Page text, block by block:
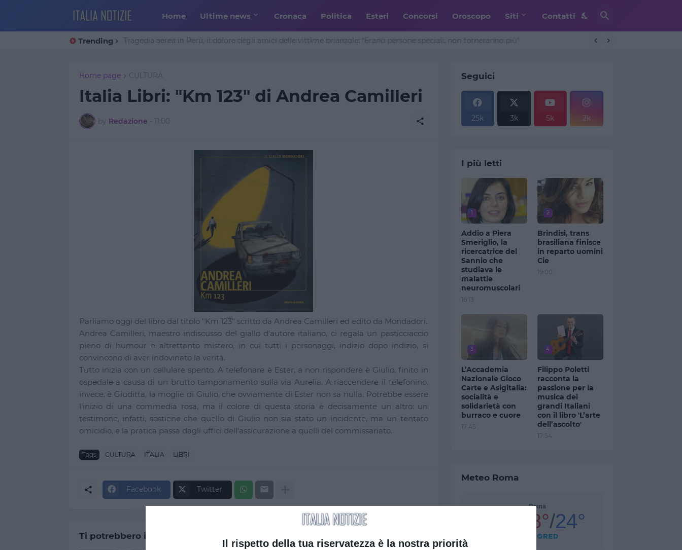
Il rispetto della tua riservatezza è la nostra priorità
Home Ultime news Cronaca Politica Esteri Concorsi Oroscopo Siti Contatti
Trending Tragedia aerea in Perù, il dolore degli amici delle vittime brianzole: “Erano persone speciali, non torneranno più”
Home page CULTURA
Italia Libri: "Km 123" di Andrea Camilleri
by Redazione - 11:00
Parliamo oggi del libro dal titolo "Km 123" scritto da Andrea Camilleri ed edito da Mondadori.
Andrea Camilleri, maestro indiscusso del giallo d'autore italiano, ci regala un pasticciaccio
pieno di humour e altrettanto mistero, in cui tutti i personaggi, indizio dopo indizio, si
convincono di aver indovinato la verità.
Tutto inizia con un cellulare spento. A telefonare è Ester, a non rispondere è Giulio, finito in
ospedale a causa di un brutto tamponamento sulla via Aurelia. A riaccendere il telefonino,
invece, è Giuditta, la moglie di Giulio, che ovviamente di Ester non sa nulla. Potrebbe essere
l'inizio di una commedia rosa, ma il colore di questa storia è decisamente un altro: un
testimone, infatti, sostiene che quello di Giulio non sia stato un incidente, ma un tentato
omicidio, e la pratica passa dagli uffici dell'assicurazione a quelli del commissariato.
Tags CULTURA ITALIA LIBRI
Facebook Twitter
Ti potrebbero interessare
Seguici
25k 3k 5k 2k
I più letti
1
Addio a Piera
Smeriglio, la
ricercatrice del
Sannio che
studiava le
malattie
neuromuscolari
16:13
2
Brindisi, trans
brasiliana finisce
in reparto uomini
Cie
19:00
3
L’Accademia
Nazionale Gioco
Carte e Asigitalia:
socialità e
solidarietà con
burraco e cuore
17:45
4
Filippo Poletti
racconta la
passione per la
musica dei
grandi Italiani
con il libro 'L’arte
dell’ascolto'
17:54
Meteo Roma